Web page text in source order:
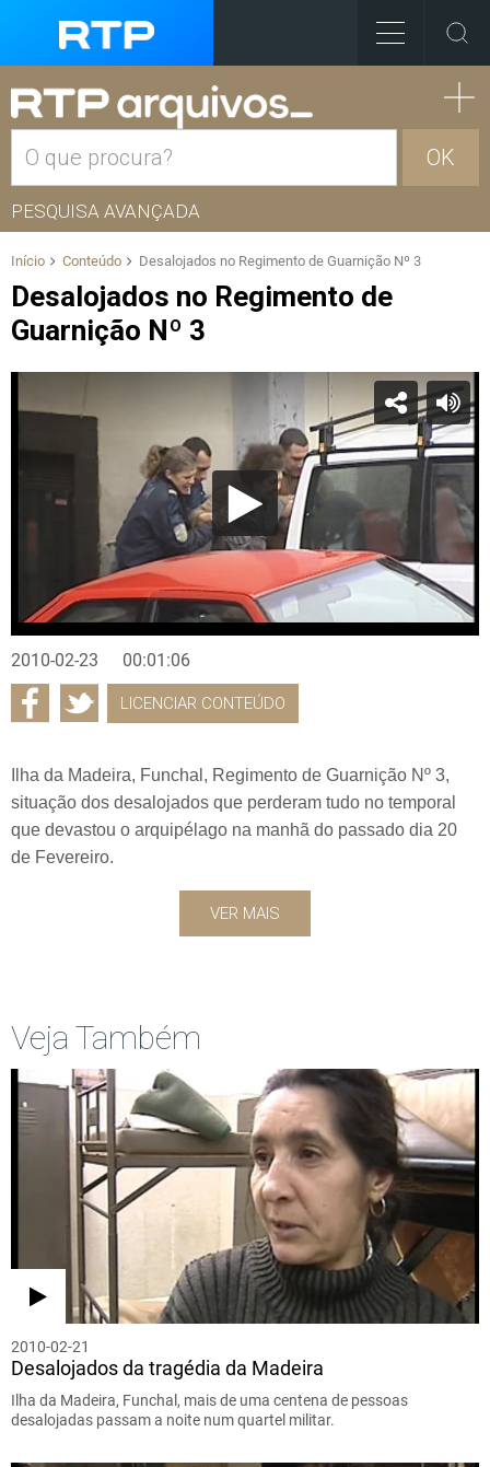
OK
PESQUISA AVANÇADA
Início Conteúdo Desalojados no Regimento de Guarnição Nº 3
Desalojados no Regimento de
Guarnição Nº 3
2010-02-23 00:01:06
LICENCIAR CONTEÚDO
Ilha da Madeira, Funchal, Regimento de Guarnição Nº 3,
situação dos desalojados que perderam tudo no temporal
que devastou o arquipélago na manhã do passado dia 20
de Fevereiro.
VER MAIS
Veja Também
2010-02-21
Desalojados da tragédia da Madeira
Ilha da Madeira, Funchal, mais de uma centena de pessoas
desalojadas passam a noite num quartel militar.